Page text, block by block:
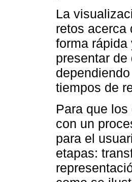
La
retos acerca
forma
presentar
tiempos de
Para que
con un
para el
etapas: